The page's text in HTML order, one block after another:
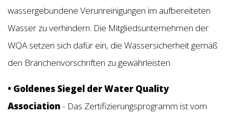
wassergebundene Verunreinigungen im aufbereiteten
Wasser zu verhindern. Die Mitgliedsunternehmen der
WQA setzen sich dafür ein, die Wassersicherheit gemäß
den Branchenvorschriften zu gewährleisten.
• Goldenes Siegel der Water Quality
Association- Das Zertifizierungsprogramm ist vom